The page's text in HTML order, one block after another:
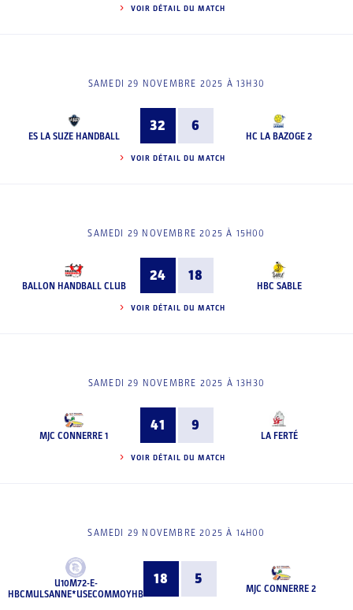
VOIR DÉTAIL DU MATCH
SAMEDI 29 NOVEMBRE 2025 À 13H30
ES LA SUZE HANDBALL
32 6
HC LA BAZOGE 2
VOIR DÉTAIL DU MATCH
SAMEDI 29 NOVEMBRE 2025 À 15H00
BALLON HANDBALL CLUB
24 18
HBC SABLE
VOIR DÉTAIL DU MATCH
SAMEDI 29 NOVEMBRE 2025 À 13H30
MJC CONNERRE 1
41 9
LA FERTÉ
VOIR DÉTAIL DU MATCH
SAMEDI 29 NOVEMBRE 2025 À 14H00
U10M72-E-
HBCMULSANNE*USECOMMOYHB
18 5
MJC CONNERRE 2